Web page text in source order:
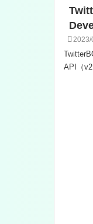
2023/
API（v2